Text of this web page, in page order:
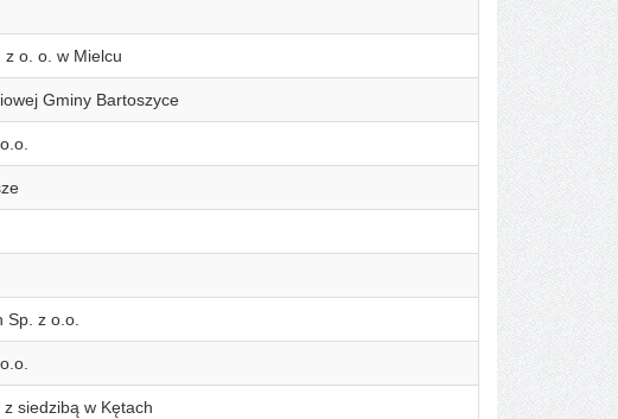
o. o. w Mielcu
Gminy Bartoszyce
Sp. z o.o.
z siedzibą w Kętach